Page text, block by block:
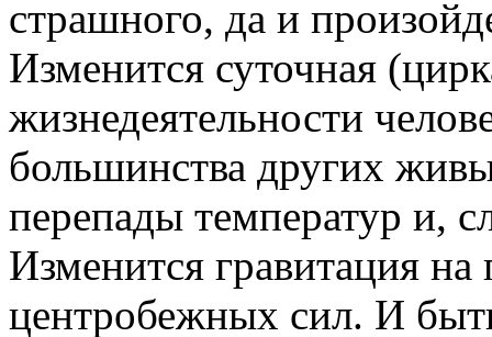
страшного, да и
Изменится суточная
жизнедеятельности
большинства других
перепады температур и,
Изменится гравитация на
центробежных сил. И